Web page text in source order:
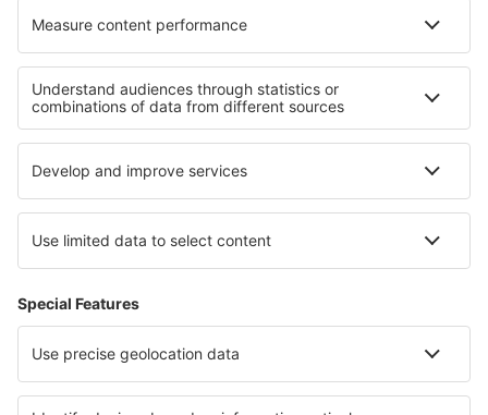
Hotels in São Pedro da Cova
Beste hotels - regio's
Hotels on Ko Chang Hotels in Querétaro
Hotels op Ko Samui Hotels in Nationaal park Etosha
Hotels in Tolima